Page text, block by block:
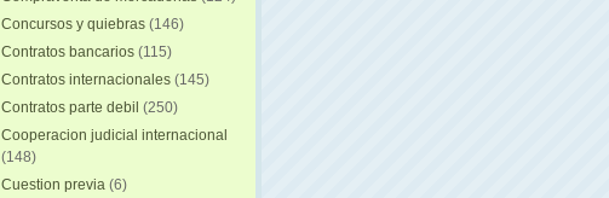
Concursos y quiebras (146)
Contratos bancarios (115)
Contratos internacionales (145)
Contratos parte debil (250)
Cooperacion judicial internacional
(148)
Cuestion previa (6)